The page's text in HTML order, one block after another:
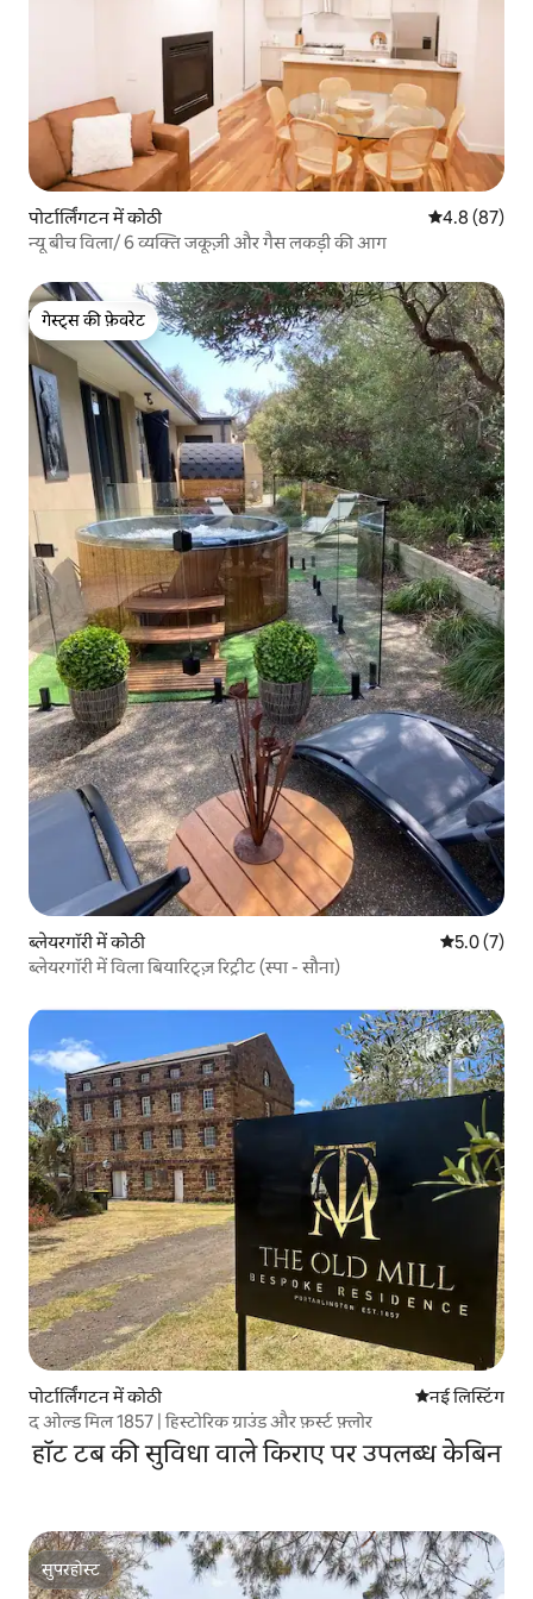
पोर्टार्लिंगटन में कोठी औसत रेटिंग 5 में
4.8 (87)
न्यू बीच विला/ 6 व्यक्ति जकूज़ी और गैस लकड़ी की आग
गेस्ट्स की फ़ेवरेट
गेस्ट्स की फ़ेवरेट
ब्लेयरगॉरी में कोठी औसत रेटिंग 5
5.0 (7)
ब्लेयरगॉरी में विला बियारिट्ज़ रिट्रीट (स्पा - सौना)
पोर्टार्लिंगटन में कोठी ठहरने की नई
नई लिस्टिंग
द ओल्ड मिल 1857 | हिस्टोरिक ग्राउंड और फ़र्स्ट फ़्लोर
हॉट टब की सुविधा वाले किराए पर उपलब्ध केबिन
सुपरहोस्ट
सुपरहोस्ट